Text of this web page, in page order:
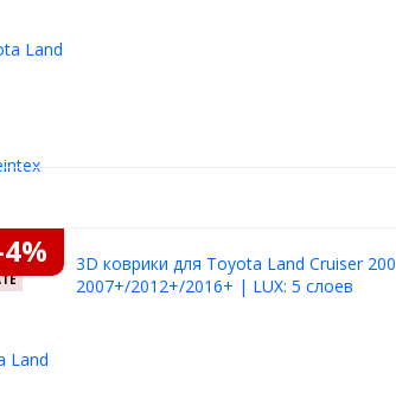
3D коврики для Toyota Land Cruiser 200
2007+/2012+/2016+ | LUX: 5 слоев